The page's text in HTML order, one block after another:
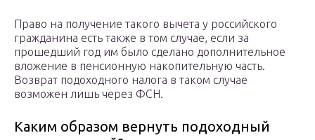
Право на получение такого вычета у российского
гражданина есть также в том случае, если за
прошедший год им было сделано дополнительное
вложение в пенсионную накопительную часть.
Возврат подоходного налога в таком случае
возможен лишь через ФСН.
Каким образом вернуть подоходный